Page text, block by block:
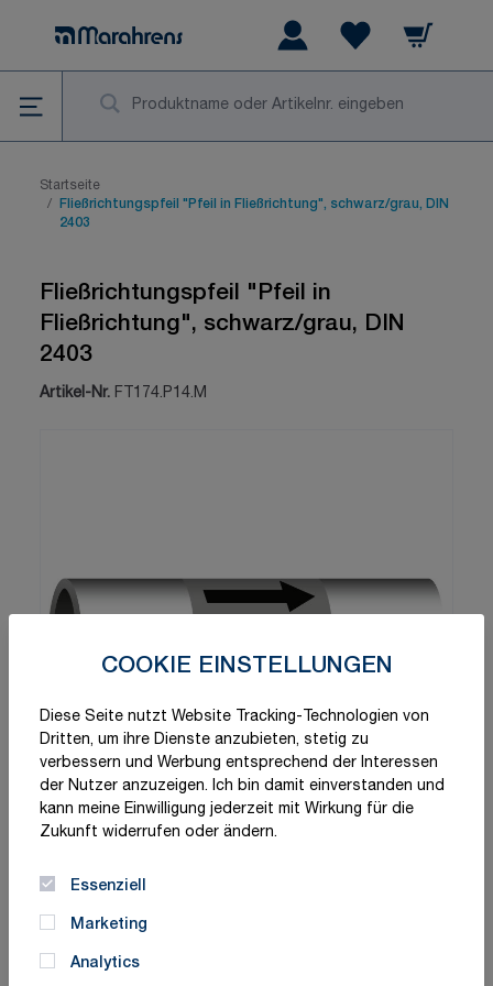
COOKIE EINSTELLUNGEN
Diese Seite nutzt Website Tracking-Technologien von
Dritten, um ihre Dienste anzubieten, stetig zu
verbessern und Werbung entsprechend der Interessen
der Nutzer anzuzeigen. Ich bin damit einverstanden und
kann meine Einwilligung jederzeit mit Wirkung für die
Zukunft widerrufen oder ändern.
Essenziell
Marketing
Analytics
Warenkorb
Startseite
/
Fließrichtungspfeil "Pfeil in Fließrichtung", schwarz/grau, DIN
2403
Fließrichtungspfeil "Pfeil in
Fließrichtung", schwarz/grau, DIN
2403
Artikel-Nr. FT174.P14.M